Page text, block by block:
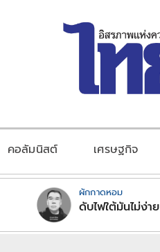
คอลัมนิสต์ เศรษฐกิจ
ผักกาดหอม
ดับไฟใต้มันไม่ง่าย